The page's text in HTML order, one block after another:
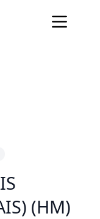
(HM)